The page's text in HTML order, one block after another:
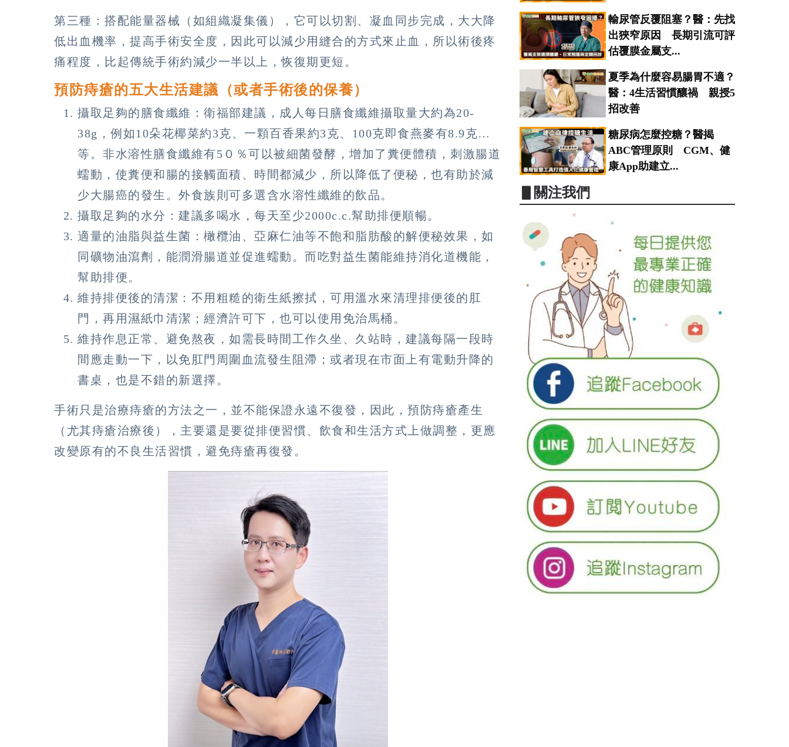
第三種：搭配能量器械（如組織凝集儀），它可以切割、凝⾎同步完成，⼤⼤降
低出⾎機率，提高⼿術安全度，因此可以減少⽤縫合的⽅式來⽌⾎，所以術後疼
痛程度，比起傳統⼿術約減少⼀半以上，恢復期更短。
預防痔瘡的五大生活建議（或者手術後的保養）
攝取足夠的膳食纖維：衛福部建議，成人每日膳食纖維攝取量大約為20-
38g，例如10朵花椰菜約3克、一顆百香果約3克、100克即食燕麥有8.9克…
等。非水溶性膳食纖維有5０％可以被細菌發酵，增加了糞便體積，刺激腸道
蠕動，使糞便和腸的接觸面積、時間都減少，所以降低了便秘，也有助於減
少大腸癌的發生。外食族則可多選含水溶性纖維的飲品。
攝取足夠的水分：建議多喝水，每天至少2000c.c.幫助排便順暢。
適量的油脂與益生菌：橄欖油、亞麻仁油等不飽和脂肪酸的解便秘效果，如
同礦物油瀉劑，能潤滑腸道並促進蠕動。而吃對益生菌能維持消化道機能，
幫助排便。
維持排便後的清潔：不用粗糙的衛生紙擦拭，可用溫水來清理排便後的肛
門，再用濕紙巾清潔；經濟許可下，也可以使用免治馬桶。
維持作息正常、避免熬夜，如需長時間工作久坐、久站時，建議每隔一段時
間應走動一下，以免肛門周圍血流發生阻滯；或者現在市面上有電動升降的
書桌，也是不錯的新選擇。
手術只是治療痔瘡的方法之一，並不能保證永遠不復發，因此，預防痔瘡產生
（尤其痔瘡治療後），主要還是要從排便習慣、飲食和生活方式上做調整，更應
改變原有的不良生活習慣，避免痔瘡再復發。
輸尿管反覆阻塞？醫：先找
出狹窄原因 長期引流可評
估覆膜金屬支...
夏季為什麼容易腸胃不適？
醫：4生活習慣釀禍 親授5
招改善
糖尿病怎麼控糖？醫揭
ABC管理原則 CGM、健
康App助建立...
▋關注我們